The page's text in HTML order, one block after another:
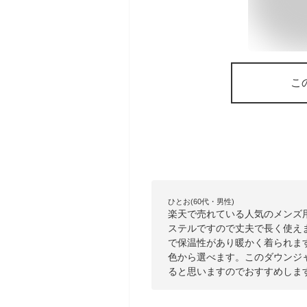
こ
ひとお(60代・男性)
楽天で売れている人気のメン
ステルですので丈夫で長く使
で保温性があり暖かく着られ
色から選べます。このダウン
ると思いますのでおすすめしま